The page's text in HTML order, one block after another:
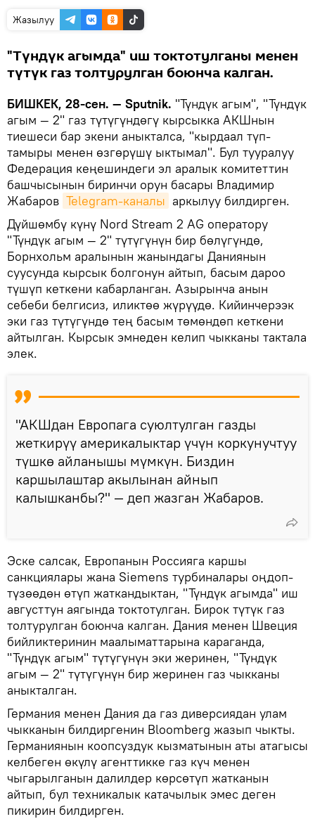
Жазылуу
"Түндүк агымда" иш токтотулганы менен
түтүк газ толтурулган боюнча калган.
БИШКЕК, 28-сен. — Sputnik. "Түндүк агым", "Түндүк
агым — 2" газ түтүгүндөгү кырсыкка АКШнын
тиешеси бар экени аныкталса, "кырдаал түп-
тамыры менен өзгөрүшү ыктымал". Бул тууралуу
Федерация кеңешиндеги эл аралык комитеттин
башчысынын биринчи орун басары Владимир
Жабаров Telegram-каналы аркылуу билдирген.
Дүйшөмбү күнү Nord Stream 2 AG оператору
"Түндүк агым — 2" түтүгүнүн бир бөлүгүндө,
Борнхольм аралынын жанындагы Даниянын
суусунда кырсык болгонун айтып, басым дароо
түшүп кеткени кабарланган. Азырынча анын
себеби белгисиз, иликтөө жүрүүдө. Кийинчерээк
эки газ түтүгүндө тең басым төмөндөп кеткени
айтылган. Кырсык эмнеден келип чыкканы тактала
элек.
"АКШдан Европага суюлтулган газды
жеткирүү америкалыктар үчүн коркунучтуу
түшкө айланышы мүмкүн. Биздин
каршылаштар акылынан айнып
калышканбы?" — деп жазган Жабаров.
Эске салсак, Европанын Россияга каршы
санкциялары жана Siemens турбиналары оңдоп-
түзөөдөн өтүп жаткандыктан, "Түндүк агымда" иш
августтун аягында токтотулган. Бирок түтүк газ
толтурулган боюнча калган. Дания менен Швеция
бийликтеринин маалыматтарына караганда,
"Түндүк агым" түтүгүнүн эки жеринен, "Түндүк
агым — 2" түтүгүнүн бир жеринен газ чыкканы
аныкталган.
Германия менен Дания да газ диверсиядан улам
чыкканын билдиргенин Bloomberg жазып чыкты.
Германиянын коопсуздук кызматынын аты атагысы
келбеген өкүлү агенттикке газ күч менен
чыгарылганын далилдер көрсөтүп жатканын
айтып, бул техникалык катачылык эмес деген
пикирин билдирген.